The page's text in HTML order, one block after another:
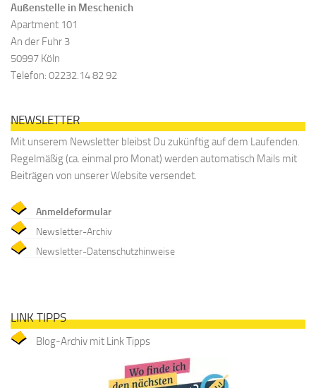
Außenstelle in Meschenich
Apartment 101
An der Fuhr 3
50997 Köln
Telefon: 02232.14 82 92
NEWSLETTER
Mit unserem Newsletter bleibst Du zukünftig auf dem Laufenden.
Regelmäßig (ca. einmal pro Monat) werden automatisch Mails mit
Beiträgen von unserer Website versendet.
Anmeldeformular
Newsletter-Archiv
Newsletter-Datenschutzhinweise
LINK TIPPS
Blog-Archiv mit Link Tipps